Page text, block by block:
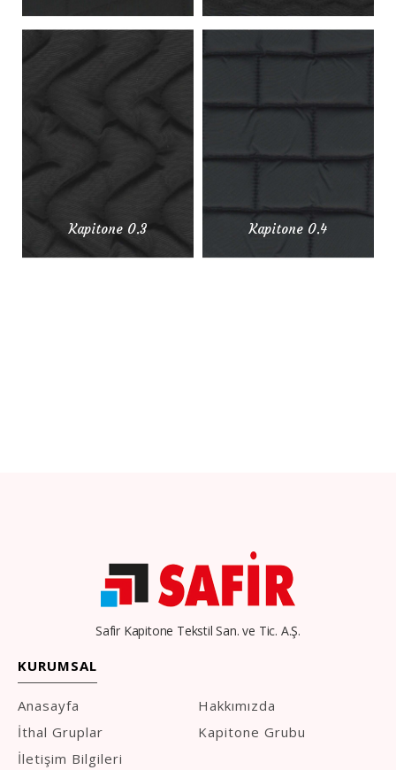
Kapitone 0.3 Kapitone 0.4
Safir Kapitone Tekstil San. ve Tic. A.Ş.
KURUMSAL
Anasayfa
Hakkımızda
İthal Gruplar
Kapitone Grubu
İletişim Bilgileri